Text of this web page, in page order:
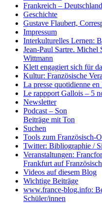
Frankreich –
Geschichte
Gustave Flaubert,
Impressum
Interkulturelles Lernen:
Jean-Paul Sartre. Michel
Wittmann
Klett engagiert sich für
Kultur: Französische
La presse quotidienne en
Le rappport Gallois – 5
Newsletter
Podcast – Son
Beiträge mit Ton
Suchen
Tools zum Französisch-
Twitter: Bibliographie /
Veranstaltungen:
Frankfurt auf Französisch
Videos auf diesem Blog
Wichtige Beiträge
www.france-blog.info:
Schüler/innen